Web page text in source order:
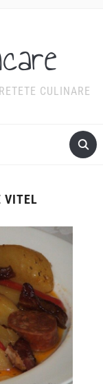
CULINARE
VITEL